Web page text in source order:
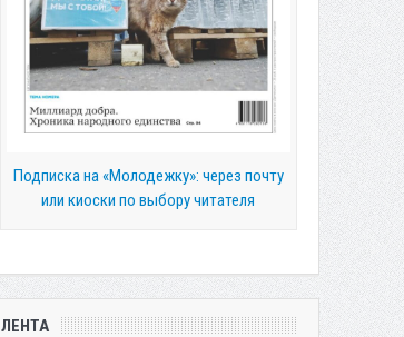
Подписка на «Молодежку»: через почту
или киоски по выбору читателя
ЛЕНТА